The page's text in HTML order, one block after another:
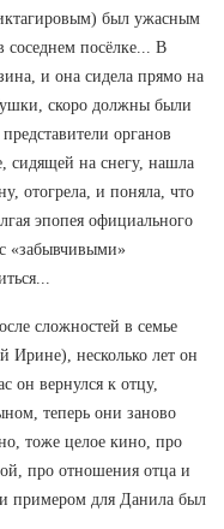
был ужасным
соседнем посёлке... В
и она сидела прямо на
скоро должны были
органов
сидящей на снегу, нашла
отогрела, и поняла, что
эпопея официального
«забывчивыми»
сложностей в семье
Ирине), несколько лет он
он вернулся к отцу,
теперь они заново
тоже целое кино, про
про отношения отца и
примером для Данила был